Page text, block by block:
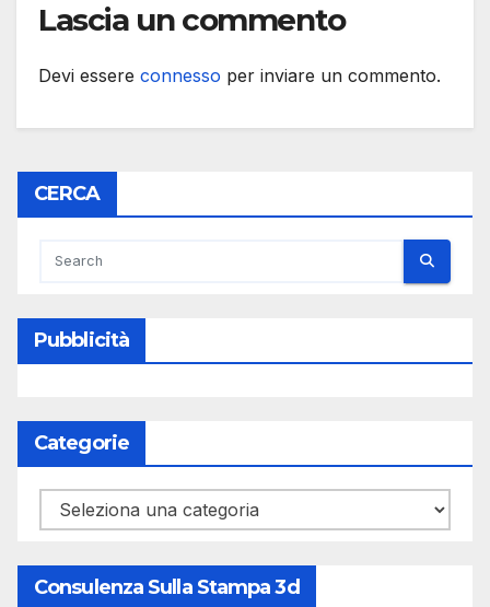
Lascia un commento
Devi essere connesso per inviare un commento.
CERCA
Pubblicità
Categorie
Categorie
Consulenza Sulla Stampa 3d